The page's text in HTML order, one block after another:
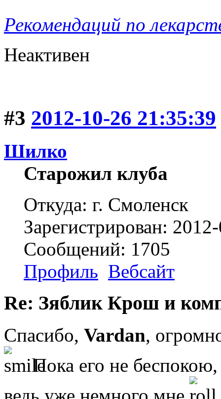
Рекомендаций по
Неактивен
#3 2012-10-26 21:35:39
Шилко
Старожил клуба
Откуда: г. Смоленск
Зарегистрирован:
Сообщений: 1705
Профиль Вебсайт
Re: Зяблик Крош и
Спасибо, Vardan,
Пока его не беспокою,